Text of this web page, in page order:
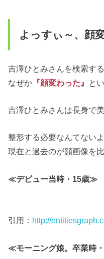
よっすぃ～、顔
吉澤ひとみさんを検索する
なぜか 『顔変わった』 と
吉澤ひとみさんは長身で
整形する必要なんてない
現在と過去のが顔画像を
≪デビュー当時・15歳≫
引用： http://
≪モーニング娘。卒業時